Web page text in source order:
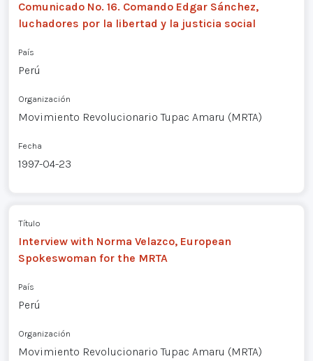
Comunicado No. 16. Comando Edgar Sánchez,
luchadores por la libertad y la justicia social
País
Perú
Organización
Movimiento Revolucionario Tupac Amaru (MRTA)
Fecha
1997-04-23
Título
Interview with Norma Velazco, European
Spokeswoman for the MRTA
País
Perú
Organización
Movimiento Revolucionario Tupac Amaru (MRTA)